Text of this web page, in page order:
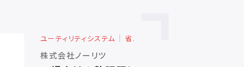
カタログダウンロード
ギー関連装置